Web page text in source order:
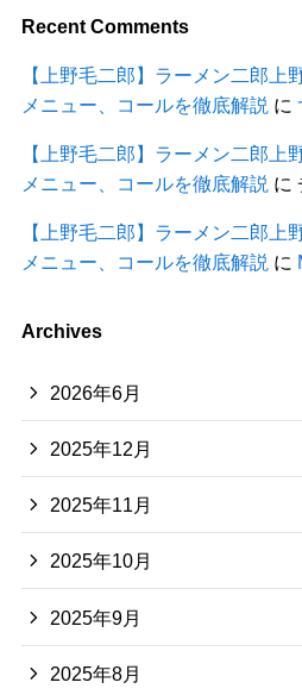
Recent Comments
【上野毛二郎】ラーメン二郎上
メニュー、コールを徹底解説 に
【上野毛二郎】ラーメン二郎上
メニュー、コールを徹底解説 に
【上野毛二郎】ラーメン二郎上
メニュー、コールを徹底解説 に
Archives
2026年6月
2025年12月
2025年11月
2025年10月
2025年9月
2025年8月